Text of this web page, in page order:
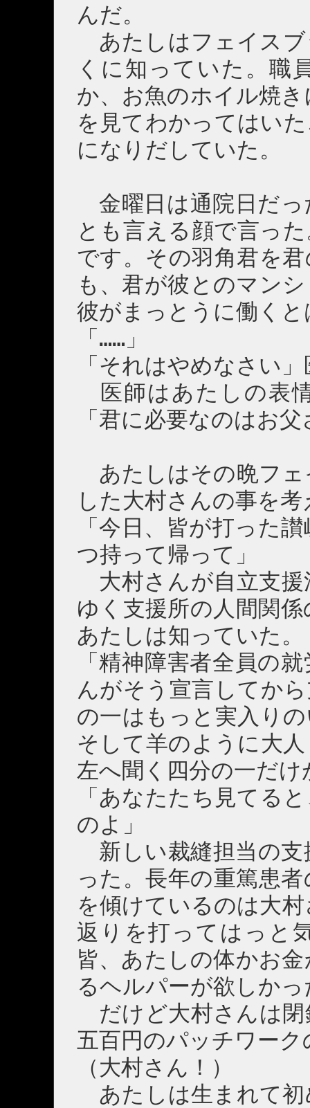
んだ。
あたしはフェイスブ
くに知っていた。職
か、お魚のホイル焼
を見てわかってはい
になりだしていた。
金曜日は通院日だっ
とも言える顔で言っ
です。その羽角君を
も、君が彼とのマン
彼がまっとうに働く
「……」
「それはやめなさい
医師はあたしの表
「君に必要なのはお
あたしはその晩フェ
した大村さんの事を
「今日、皆が打った
つ持って帰って」
大村さんが自立支援
ゆく支援所の人間関
あたしは知っていた。
「精神障害者全員の
んがそう宣言してか
の一はもっと実入り
そして羊のように大
左へ聞く四分の一だけ
「あなたたち見てる
のよ」
新しい裁縫担当の支
った。長年の重篤患
を傾けているのは大
返りを打ってはっと
皆、あたしの体かお
るヘルパーが欲しか
だけど大村さんは閉
五百円のパッチワー
（大村さん！）
あたしは生まれて初